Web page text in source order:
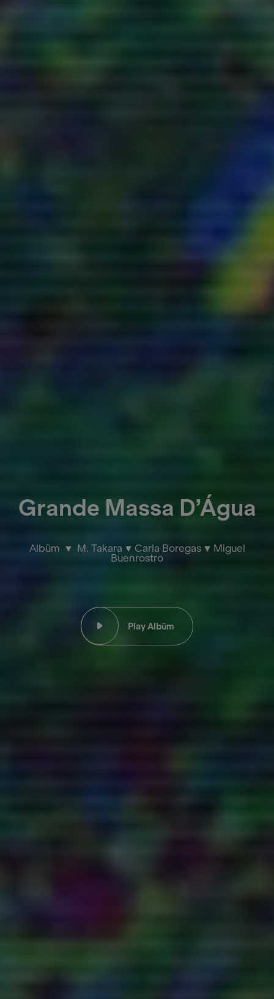
Grande Massa D’Água
Albüm M. Takara Carla Boregas
Miguel
Buenrostro
Play Albüm